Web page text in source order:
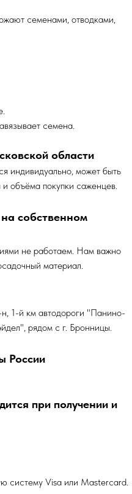
семенами, отводками,
семена.
области
индивидуально, может быть
и объёма покупки саженцев.
собственном
не работаем. Нам важно
материал.
1-й км автодороги "Панино-
рядом с г. Бронницы.
России
при получении и
систему Visa или Mastercard.